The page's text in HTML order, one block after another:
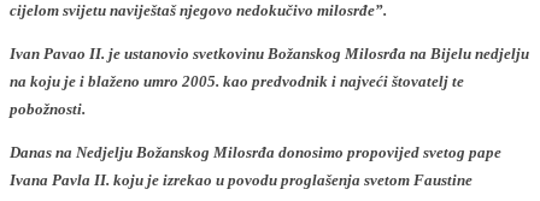
cijelom svijetu naviještaš njegovo nedokučivo milosrđe”.
Ivan Pavao II. je ustanovio svetkovinu Božanskog Milosrđa na Bijelu nedjelju
na koju je i blaženo umro 2005. kao predvodnik i najveći štovatelj te
pobožnosti.
Danas na Nedjelju Božanskog Milosrđa donosimo propovijed svetog pape
Ivana Pavla II. koju je izrekao u povodu proglašenja svetom Faustine